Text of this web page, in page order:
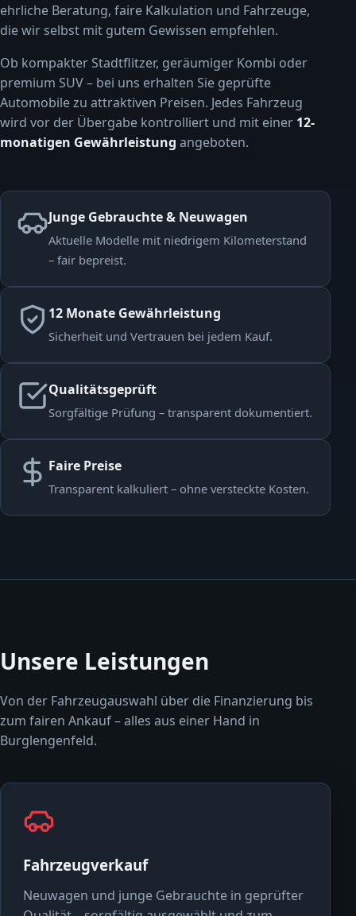
ehrliche Beratung, faire Kalkulation und Fahrzeuge,
die wir selbst mit gutem Gewissen empfehlen.
Ob kompakter Stadtflitzer, geräumiger Kombi oder
premium SUV – bei uns erhalten Sie geprüfte
Automobile zu attraktiven Preisen. Jedes Fahrzeug
wird vor der Übergabe kontrolliert und mit einer 12-
monatigen Gewährleistung angeboten.
Junge Gebrauchte & Neuwagen
Aktuelle Modelle mit niedrigem Kilometerstand
– fair bepreist.
12 Monate Gewährleistung
Sicherheit und Vertrauen bei jedem Kauf.
Qualitätsgeprüft
Sorgfältige Prüfung – transparent dokumentiert.
Faire Preise
Transparent kalkuliert – ohne versteckte Kosten.
Unsere Leistungen
Von der Fahrzeugauswahl über die Finanzierung bis
zum fairen Ankauf – alles aus einer Hand in
Burglengenfeld.
Fahrzeugverkauf
Neuwagen und junge Gebrauchte in geprüfter